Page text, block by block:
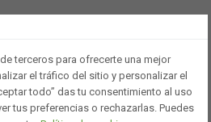
terceros para ofrecerte una mejor
el tráfico del sitio y personalizar el
todo” das tu consentimiento al uso
tus preferencias o rechazarlas. Puedes